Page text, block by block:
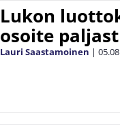
Lukon
osoite
Lauri Saastamoinen |